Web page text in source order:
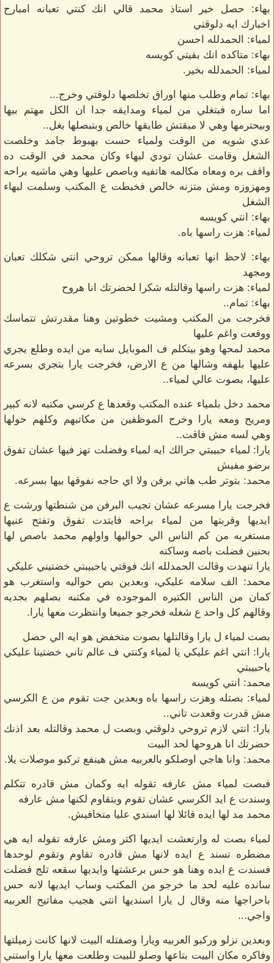
بهاء: حصل خير استاذ محمد قالي انك كنتي تعبانه امبارح
اخبارك ايه دلوقتي
لمياء: الحمدلله احسن
بهاء: متاكده انك بقيتي كويسه
لمياء: الحمدلله بخير.
بهاء: تمام وطلب منها اوراق تخلصها دلوقتي وخرج...
اما ساره فبتغلي من لمياء ومدايقه جدا ان الكل مهتم بيها
وبيحترمها وهي لا مبقتش طايقها خالص وبتبصلها بغل..
عدي شويه من الوقت ولمياء حست بهبوط جامد وخلصت
الشغل وقامت عشان تودي لبهاء وكان محمد في الوقت ده
واقف بره ومعاه مكالمه هاتفيه وباصص عليها وهي ماشيه براحه
ومهزوزه ومش متزنه خالص فخبطت ع المكتب وسلمت لبهاء
الشغل
بهاء: انتي كويسه
لمياء: هزت راسها باه.
بهاء: لاحظ انها تعبانه وقالها ممكن تروحي انتي شكلك تعبان
ومجهد
لمياء: هزت راسها وقالتله شكرا لحضرتك انا هروح
بهاء: تمام..
فخرجت من المكتب ومشيت خطوتين وهنا مقدرتش تتماسك
ووقعت واغم عليها
محمد لمحها وهو بيتكلم ف الموبايل سابه من ايده وطلع يجري
عليها بلهفه وشالها من ع الارض، فخرجت يارا بتجري بسرعه
عليها، بصوت عالي لمياء..
محمد دخل بلمياء عنده المكتب وقعدها ع كرسي مكتبه لانه كبير
ومريح ومعه يارا وخرج الموظفين من مكاتبهم وكلهم حولها
وهي لسه مش فاقت..
يارا: لمياء حبيبتي جرالك ايه لمياء وفضلت تهز فيها عشان تفوق
برضو مفيش
محمد: بتوتر طب هاتي برفن ولا اي حاجه نفوقها بيها بسرعه.
فخرجت يارا مسرعه عشان تجيب البرفن من شنطتها ورشت ع
ايديها وقربتها من لمياء براحه فابتدت تفوق وتفتح عنيها
مستغربه من كم الناس الي حواليها واولهم محمد باصص لها
بحنين فضلت باصه وساكته
يارا تنهدت وقالت الحمدلله انك فوقتي ياحبيبتي خضتيني عليكي
محمد: الف سلامه عليكي، وبعدين بص حواليه واستغرب هو
كمان من الناس الكتيره الموجوده في مكتبه بصلهم بجديه
وقالهم كل واحد ع شغله فخرجو جميعا وانتظرت معها يارا.
بصت لمياء ل يارا وقالتلها بصوت منخفض هو ايه الي حصل
يارا: انتي اغم عليكي يا لمياء وكنتي ف عالم تاني خضتينا عليكي
ياحبيبتي
محمد: انتي كويسه
لمياء: بصتله وهزت راسها باه وبعدين جت تقوم من ع الكرسي
مش قدرت وقعدت تاني..
يارا: انتي لازم تروحي دلوقتي وبصت ل محمد وقالتله بعد اذنك
حضرتك انا هروحها لحد البيت
محمد: وانا هاجي اوصلكو بالعربيه مش هينفع تركبو موصلات يلا.
فبصت لمياء مش عارفه تقوله ايه وكمان مش قادره تتكلم
وسندت ع ايد الكرسي عشان تقوم وبتقاوم لكنها مش عارفه
محمد مد لها ايده قائلا لها اسندي عليا متخافيش.
لمياء بصت له وارتعشت ايديها اكتر ومش عارفه تقوله ايه هي
مضطره تسند ع ايده لانها مش قادره تقاوم وتقوم لوحدها
فسندت ع ايده وهنا هو حس برعشتها وايديها سقعه تلج فضلت
سانده عليه لحد ما خرجو من المكتب وساب ايديها لانه حس
باحراجها منه وقال ل يارا اسنديها انتي هجيب مفاتيح العربيه
واجي...
وبعدين نزلو وركبو العربيه ويارا وصفتله البيت لانها كانت زميلتها
وفاكره مكان الييت بتاعها وصلو للبيت وطلعت معها يارا واستني